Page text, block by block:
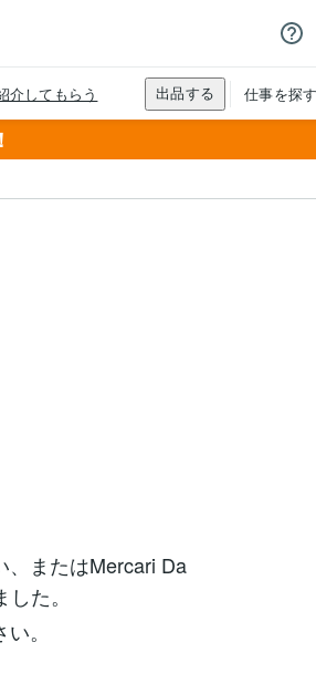
、またはMercari Da
た。
。